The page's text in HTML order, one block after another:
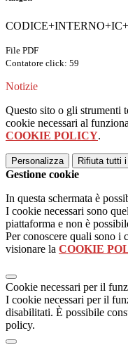
File PDF
Contatore click: 59
Notizie
Questo sito o gli strumenti
cookie necessari al
COOKIE POLICY.
Personalizza Rifiuta tutti i
Gestione cookie
In questa schermata è
I cookie necessari sono
piattaforma e non è
Per conoscere quali sono i
visionare la COOKIE
Cookie necessari per il
I cookie necessari per il
disabilitati. È possibile
policy.